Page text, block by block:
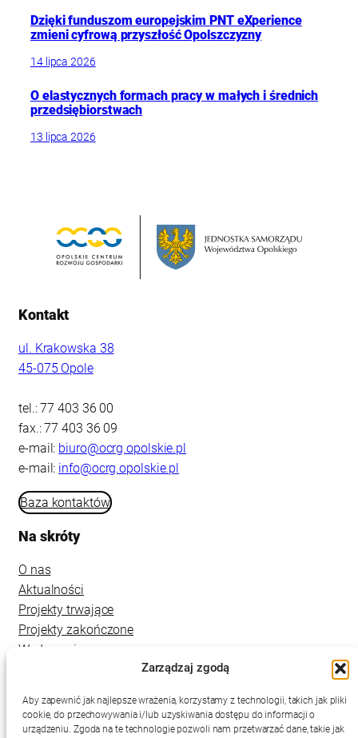
Zarządzaj zgodą
Aby zapewnić jak najlepsze wrażenia, korzystamy z technologii, takich jak pliki
cookie, do przechowywania i/lub uzyskiwania dostępu do informacji o
urządzeniu. Zgoda na te technologie pozwoli nam przetwarzać dane, takie jak
Dzięki funduszom europejskim PNT eXperience
zmieni cyfrową przyszłość Opolszczyzny
14 lipca 2026
O elastycznych formach pracy w małych i średnich
przedsiębiorstwach
13 lipca 2026
Kontakt
ul. Krakowska 38
45-075 Opole
tel.: 77 403 36 00
fax.: 77 403 36 09
e-mail: biuro@ocrg.opolskie.pl
e-mail: info@ocrg.opolskie.pl
Baza kontaktów
Na skróty
O nas
Aktualności
Projekty trwające
Projekty zakończone
Wydarzenia